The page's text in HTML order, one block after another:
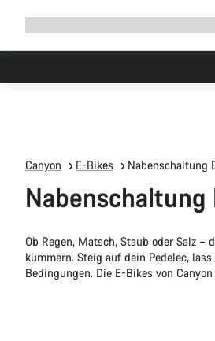
Canyon E-Bikes Nabenschaltung
Nabenschaltung
Ob Regen, Matsch, Staub oder Salz
kümmern. Steig auf dein Pedelec,
Bedingungen. Die E-Bikes von